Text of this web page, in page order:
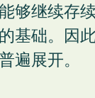
够继续存
基础。因
遍展开。